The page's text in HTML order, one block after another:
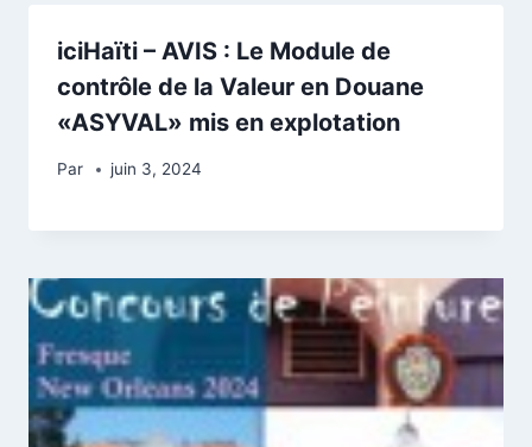
iciHaïti – AVIS : Le Module de
contrôle de la Valeur en Douane
«ASYVAL» mis en explotation
Par juin 3, 2024